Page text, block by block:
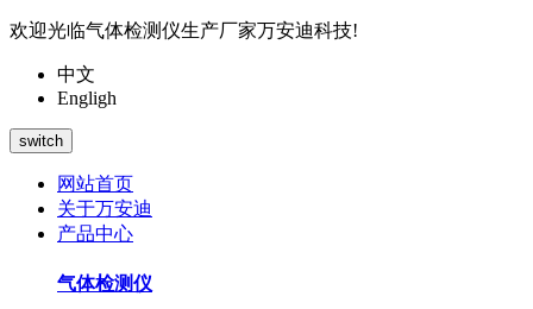
欢迎光临气体检测仪生产厂家万安迪科技!
中文
Engligh
switch
网站首页
关于万安迪
产品中心
气体检测仪